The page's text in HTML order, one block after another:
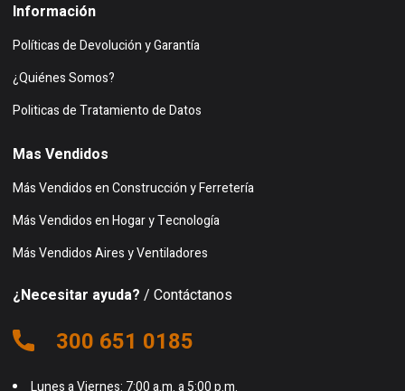
Información
Políticas de Devolución y Garantía
¿Quiénes Somos?
Politicas de Tratamiento de Datos
Mas Vendidos
Más Vendidos en Construcción y Ferretería
Más Vendidos en Hogar y Tecnología
Más Vendidos Aires y Ventiladores
¿Necesitar ayuda? / Contáctanos
300 651 0185
Lunes a Viernes: 7:00 a.m. a 5:00 p.m.